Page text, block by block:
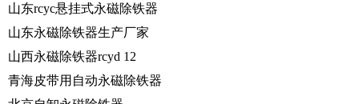
山东rcyc悬挂式永磁除铁器
山东永磁除铁器生产厂家
山西永磁除铁器rcyd 12
青海皮带用自动永磁除铁器